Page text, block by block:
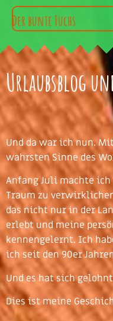
Der bunte Fuchs
Urlaubsblog
Und da war ich nun.
wahrsten Sinne des
Anfang Juli machte
Traum zu
das nicht nur in der
erlebt und meine
kennengelernt. Ich
ich seit den 90er
Und es hat sich
Dies ist meine